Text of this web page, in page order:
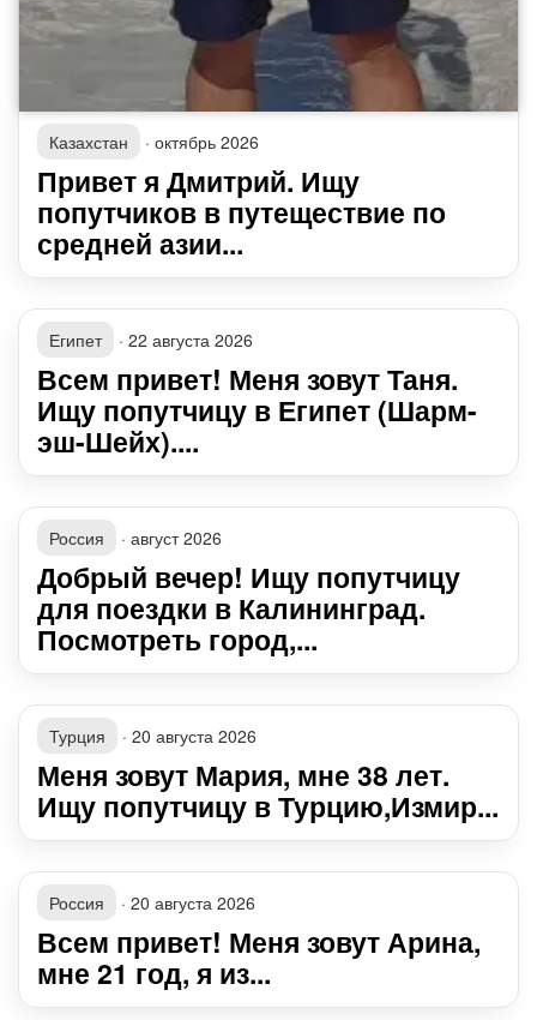
Казахстан · октябрь 2026
Привет я Дмитрий. Ищу
попутчиков в путеществие по
средней азии...
Египет · 22 августа 2026
Всем привет! Меня зовут Таня.
Ищу попутчицу в Египет (Шарм-
эш-Шейх)....
Россия · август 2026
Добрый вечер! Ищу попутчицу
для поездки в Калининград.
Посмотреть город,...
Турция · 20 августа 2026
Меня зовут Мария, мне 38 лет.
Ищу попутчицу в Турцию,Измир...
Россия · 20 августа 2026
Всем привет! Меня зовут Арина,
мне 21 год, я из...